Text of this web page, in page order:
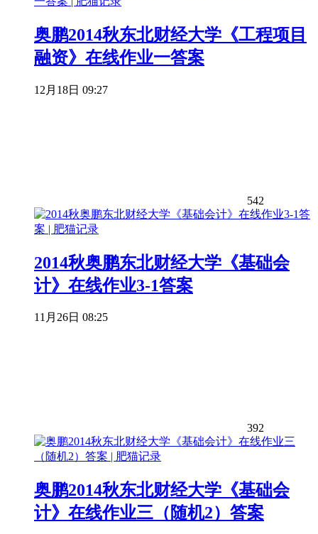
奥鹏2014秋东北财经大学《工程项目
融资》在线作业一答案
12月18日 09:27
542
2014秋奥鹏东北财经大学《基础会
计》在线作业3-1答案
11月26日 08:25
392
奥鹏2014秋东北财经大学《基础会
计》在线作业三（随机2）答案